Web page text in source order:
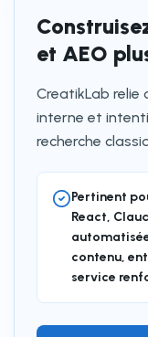
et AEO
CreatikLab relie
interne et
recherche
Pertinent
React,
contenu,
service